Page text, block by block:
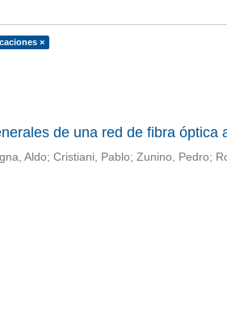
×
de una red de fibra óptica
Aldo; Cristiani, Pablo; Zunino, Pedro;